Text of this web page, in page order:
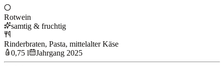
Rotwein
samtig & fruchtig
Rinderbraten, Pasta, mittelalter Käse
0,75 l
Jahrgang 2025